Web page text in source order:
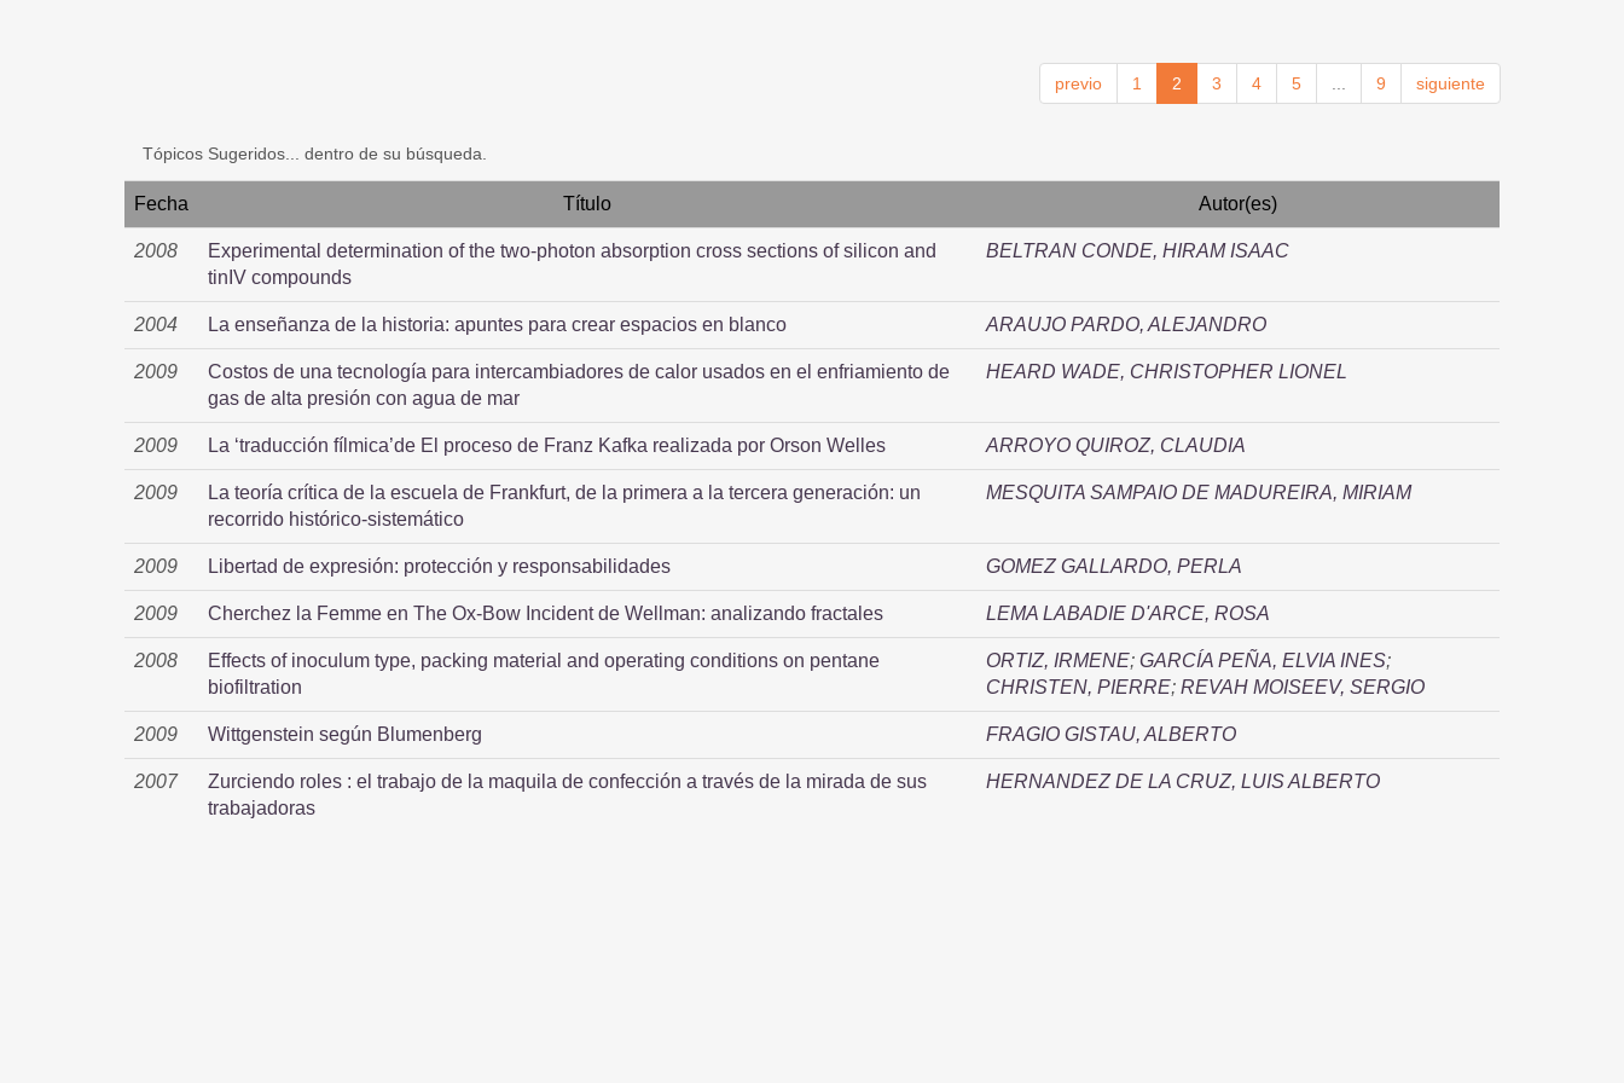
previo 1 2 3 4 5 9 siguiente
Tópicos Sugeridos... dentro de su búsqueda.
Fecha Título Autor(es)
2008
Experimental determination of the two-photon absorption cross sections of silicon and
tinIV compounds
BELTRAN CONDE, HIRAM ISAAC
2004 La enseñanza de la historia: apuntes para crear espacios en blanco ARAUJO PARDO, ALEJANDRO
2009
Costos de una tecnología para intercambiadores de calor usados en el enfriamiento de
gas de alta presión con agua de mar
HEARD WADE, CHRISTOPHER LIONEL
2009 La ‘traducción fílmica’de El proceso de Franz Kafka realizada por Orson Welles ARROYO QUIROZ, CLAUDIA
2009
La teoría crítica de la escuela de Frankfurt, de la primera a la tercera generación: un
recorrido histórico-sistemático
MESQUITA SAMPAIO DE MADUREIRA, MIRIAM
2009 Libertad de expresión: protección y responsabilidades GOMEZ GALLARDO, PERLA
2009 Cherchez la Femme en The Ox-Bow Incident de Wellman: analizando fractales LEMA LABADIE D'ARCE, ROSA
2008
Effects of inoculum type, packing material and operating conditions on pentane
biofiltration
ORTIZ, IRMENE; GARCÍA PEÑA, ELVIA INES;
CHRISTEN, PIERRE; REVAH MOISEEV, SERGIO
2009 Wittgenstein según Blumenberg FRAGIO GISTAU, ALBERTO
2007
Zurciendo roles : el trabajo de la maquila de confección a través de la mirada de sus
trabajadoras
HERNANDEZ DE LA CRUZ, LUIS ALBERTO